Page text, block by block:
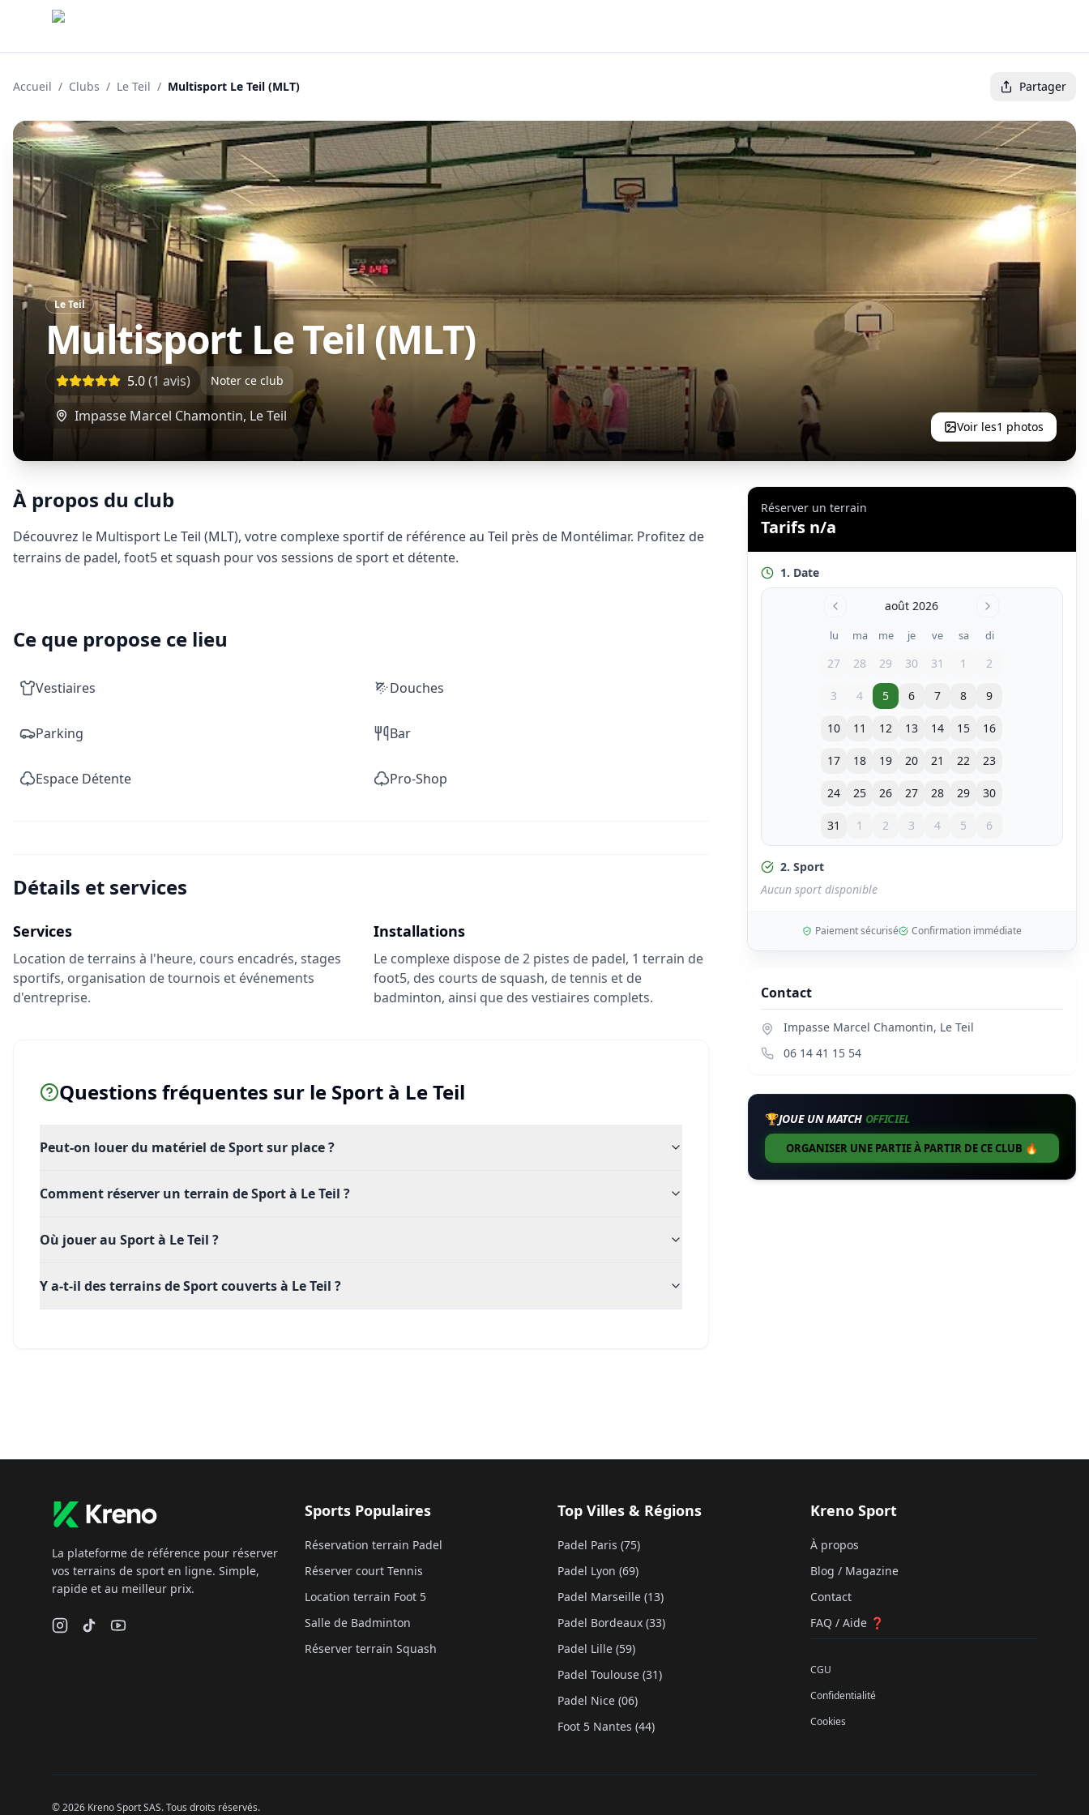
Accueil / Clubs / Le Teil / Multisport Le Teil (MLT) Partager
Le Teil
Multisport Le Teil (MLT)
5.0(1 avis) Noter ce club
Impasse Marcel Chamontin, Le Teil
Voir les1 photos
À propos du club
Découvrez le Multisport Le Teil (MLT), votre complexe sportif de référence au Teil près de Montélimar. Profitez de
terrains de padel, foot5 et squash pour vos sessions de sport et détente.
Ce que propose ce lieu
Vestiaires Douches
Parking Bar
Espace Détente Pro-Shop
Détails et services
Services
Location de terrains à l'heure, cours encadrés, stages
sportifs, organisation de tournois et événements
d'entreprise.
Installations
Le complexe dispose de 2 pistes de padel, 1 terrain de
foot5, des courts de squash, de tennis et de
badminton, ainsi que des vestiaires complets.
Questions fréquentes sur le Sport à Le Teil
Peut-on louer du matériel de Sport sur place ?
Comment réserver un terrain de Sport à Le Teil ?
Où jouer au Sport à Le Teil ?
Y a-t-il des terrains de Sport couverts à Le Teil ?
Réserver un terrain
Tarifs n/a
1. Date
août 2026
lu ma me je ve sa di
27 28 29 30 31 1 2
3 4 5 6 7 8 9
10 11 12 13 14 15 16
17 18 19 20 21 22 23
24 25 26 27 28 29 30
31 1 2 3 4 5 6
2. Sport
Aucun sport disponible
Paiement sécurisé Confirmation immédiate
Contact
Impasse Marcel Chamontin, Le Teil
06 14 41 15 54
🏆JOUE UN MATCH OFFICIEL
ORGANISER UNE PARTIE À PARTIR DE CE CLUB 🔥
La plateforme de référence pour réserver
vos terrains de sport en ligne. Simple,
rapide et au meilleur prix.
Sports Populaires
Réservation terrain Padel
Réserver court Tennis
Location terrain Foot 5
Salle de Badminton
Réserver terrain Squash
Top Villes & Régions
Padel Paris (75)
Padel Lyon (69)
Padel Marseille (13)
Padel Bordeaux (33)
Padel Lille (59)
Padel Toulouse (31)
Padel Nice (06)
Foot 5 Nantes (44)
Kreno Sport
À propos
Blog / Magazine
Contact
FAQ / Aide ❓
CGU
Confidentialité
Cookies
©2026 Kreno Sport SAS. Tous droits réservés.